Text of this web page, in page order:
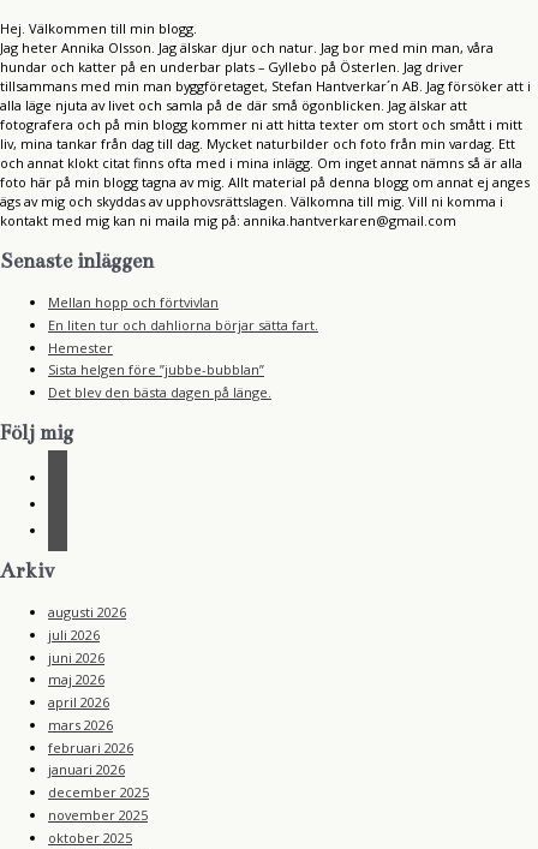
Hej. Välkommen till min blogg.
Jag heter Annika Olsson. Jag älskar djur och natur. Jag bor med min man, våra
hundar och katter på en underbar plats – Gyllebo på Österlen. Jag driver
tillsammans med min man byggföretaget, Stefan Hantverkar´n AB. Jag försöker att i
alla läge njuta av livet och samla på de där små ögonblicken. Jag älskar att
fotografera och på min blogg kommer ni att hitta texter om stort och smått i mitt
liv, mina tankar från dag till dag. Mycket naturbilder och foto från min vardag. Ett
och annat klokt citat finns ofta med i mina inlägg. Om inget annat nämns så är alla
foto här på min blogg tagna av mig. Allt material på denna blogg om annat ej anges
ägs av mig och skyddas av upphovsrättslagen. Välkomna till mig. Vill ni komma i
kontakt med mig kan ni maila mig på: annika.hantverkaren@gmail.com
Senaste inläggen
Mellan hopp och förtvivlan
En liten tur och dahliorna börjar sätta fart.
Hemester
Sista helgen före ”jubbe-bubblan”
Det blev den bästa dagen på länge.
Följ mig
b
o
k
t
a
r
a
m
s
Arkiv
augusti 2026
juli 2026
juni 2026
maj 2026
april 2026
mars 2026
februari 2026
januari 2026
december 2025
november 2025
oktober 2025